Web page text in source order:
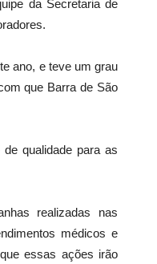
da Secretaria de
ano, e teve um grau
que Barra de São
qualidade para as
realizadas nas
médicos e
essas ações irão